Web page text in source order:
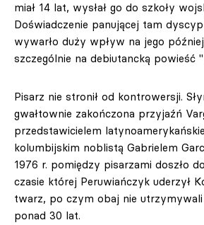
miał 14 lat, wysłał go do szkoły
Doświadczenie panującej tam
wywarło duży wpływ na jego
szczególnie na debiutancką powieść
Pisarz nie stronił od kontrowersji.
gwałtownie zakończona przyjaźń
przedstawicielem
kolumbijskim noblistą Gabrielem
1976 r. pomiędzy pisarzami doszło
czasie której Peruwiańczyk uderzył
twarz, po czym obaj nie
ponad 30 lat.